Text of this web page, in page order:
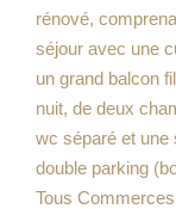
rénové,
séjour avec une
un grand balcon
nuit, de deux
wc séparé et une
double parking
Tous